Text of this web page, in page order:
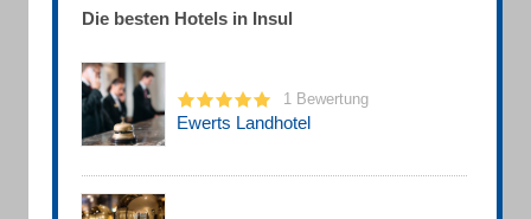
Die besten Hotels in Insul
1 Bewertung
Ewerts Landhotel